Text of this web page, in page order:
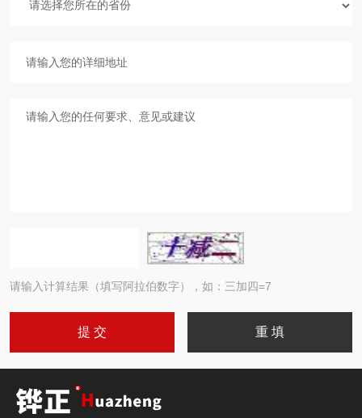
请输入计算结果（填写阿拉伯数字），如：三加四=7